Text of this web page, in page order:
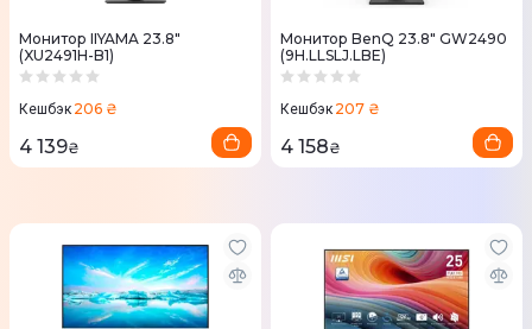
Монитор IIYAMA 23.8"
(XU2491H-B1)
Кешбэк 206 ₴
4 139₴
Монитор BenQ 23.8" GW2490
(9H.LLSLJ.LBE)
Кешбэк 207 ₴
4 158₴